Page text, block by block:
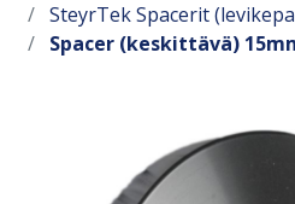
SteyrTek Spacerit
Spacer (keskittävä)